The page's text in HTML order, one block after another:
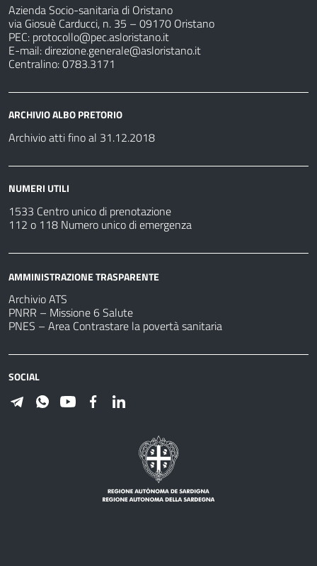
Azienda Socio-sanitaria di Oristano
via Giosuè Carducci, n. 35 – 09170 Oristano
PEC: protocollo@pec.asloristano.it
E-mail:direzione.generale@asloristano.it
Centralino: 0783.3171
ARCHIVIO ALBO PRETORIO
Archivio atti fino al 31.12.2018
NUMERI UTILI
1533 Centro unico di prenotazione
112 o 118 Numero unico di emergenza
AMMINISTRAZIONE TRASPARENTE
Archivio ATS
PNRR – Missione 6 Salute
PNES – Area Contrastare la povertà sanitaria
SOCIAL